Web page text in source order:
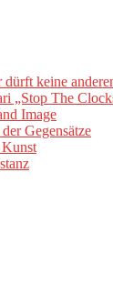
dürft keine
„Stop The
Image
Gegensätze
Kunst